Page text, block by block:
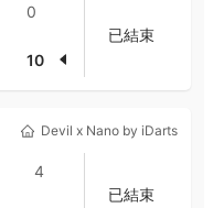
0
10
已結束
Devil x Nano by iDarts
4
已結束